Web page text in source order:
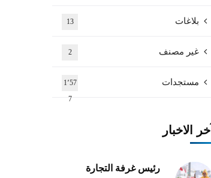
بلاغات 13
غير مصنف 2
مستجدات
1٬57
7
آخر الاخبار
رئيس غرفة التجارة